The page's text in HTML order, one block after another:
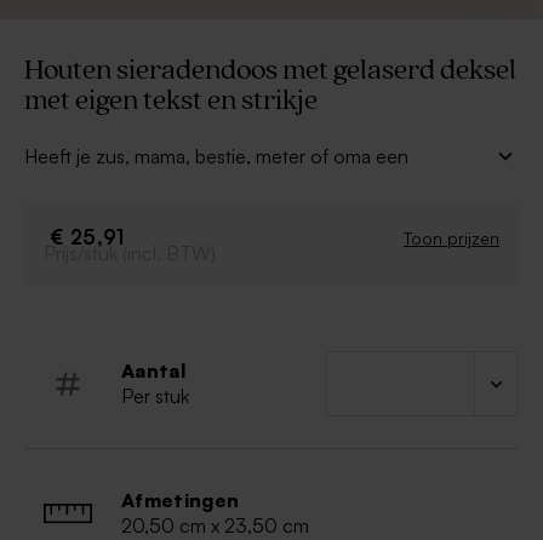
Houten sieradendoos met gelaserd deksel
met eigen tekst en strikje
Heeft je zus, mama, bestie, meter of oma een
tekst en strikje
een leuke verrassing. De doos heeft
Houten juwelendoos
Afmeting: L20,5 x B23,5
€ 25,91 Toon prijzen
Prijs/stuk (incl. BTW)
Aantal
Per stuk
Afmetingen
20,50 cm x 23,50 cm